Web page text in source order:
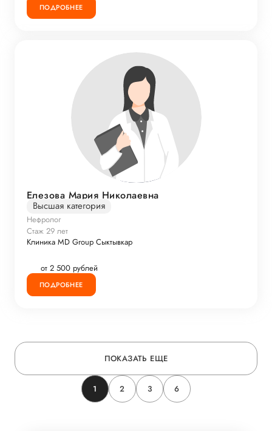
ПОДРОБНЕЕ
Елезова Мария Николаевна
Высшая категория
Нефролог
Стаж 29 лет
Клиника MD Group Сыктывкар
от 2 500 рублей
ПОДРОБНЕЕ
ПОКАЗАТЬ ЕЩЕ
1 2 3 6